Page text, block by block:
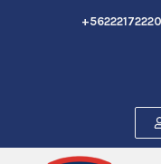
+56222172220